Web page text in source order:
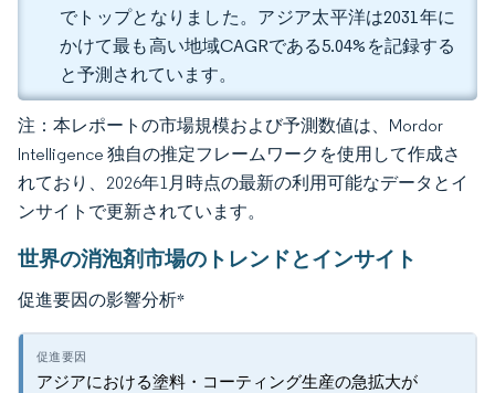
でトップとなりました。アジア太平洋は2031年に
かけて最も高い地域CAGRである5.04%を記録する
と予測されています。
注：本レポートの市場規模および予測数値は、Mordor
Intelligence 独自の推定フレームワークを使用して作成さ
れており、2026年1月時点の最新の利用可能なデータとイ
ンサイトで更新されています。
世界の消泡剤市場のトレンドとインサイト
促進要因の影響分析*
アジアにおける塗料・コーティング生産の急拡大が